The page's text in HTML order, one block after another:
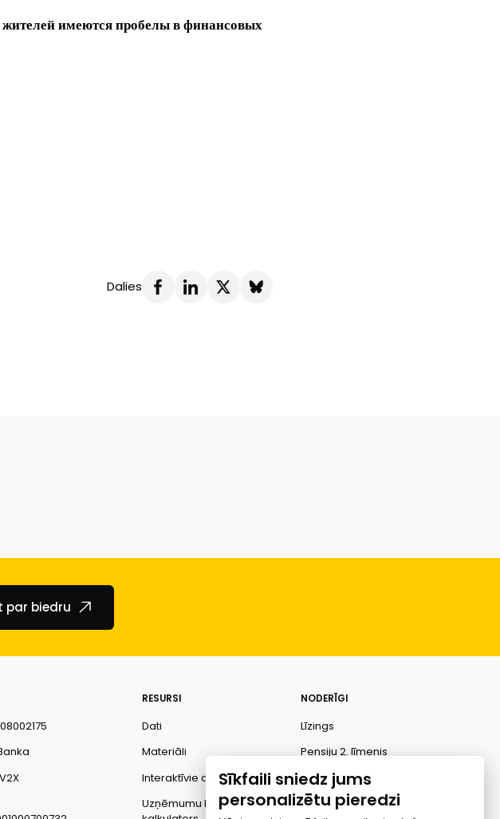
имеются пробелы в финансовых
Dalies
par biedru
RESURSI
Dati
Materiāli
Interaktīvie dati
Uzņēmumu kredītspējas
NODERĪGI
Līzings
Pensiju 2. līmenis
Finanšu pratība
Ombuds
Sīkfaili sniedz jums
personalizētu pieredzi